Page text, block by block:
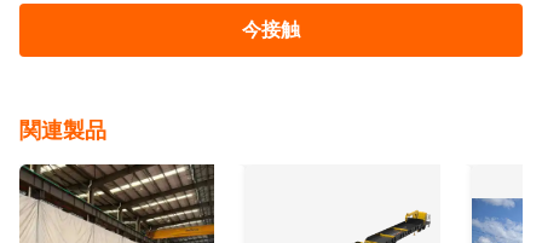
今接触
関連製品